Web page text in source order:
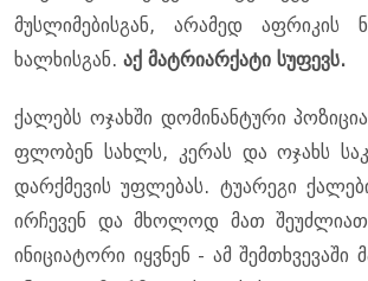
მუსლიმებისგან, არამედ აფრიკის
ხალხისგან. აქ მატრიარქატი სუფევს.
ქალებს ოჯახში დომინანტური
ფლობენ სახლს, კერას და ოჯახს
დარქმევის უფლებას. ტუარეგი
ირჩევენ და მხოლოდ მათ შეუძლიათ
ინიციატორი იყვნენ - ამ შემთხვევაში